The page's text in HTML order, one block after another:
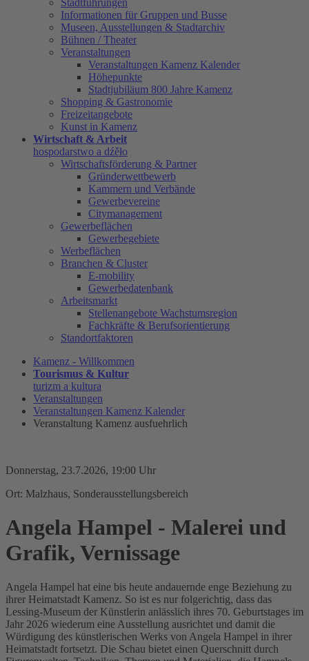
Stadtführungen
Informationen für Gruppen und Busse
Museen, Ausstellungen & Stadtarchiv
Bühnen / Theater
Veranstaltungen
Veranstaltungen Kamenz Kalender
Höhepunkte
Stadtjubiläum 800 Jahre Kamenz
Shopping & Gastronomie
Freizeitangebote
Kunst in Kamenz
Wirtschaft & Arbeit
hospodarstwo a dźěło
Wirtschaftsförderung & Partner
Gründerwettbewerb
Kammern und Verbände
Gewerbevereine
Citymanagement
Gewerbeflächen
Gewerbegebiete
Werbeflächen
Branchen & Cluster
E-mobility
Gewerbedatenbank
Arbeitsmarkt
Stellenangebote Wachstumsregion
Fachkräfte & Berufsorientierung
Standortfaktoren
Kamenz - Willkommen
Tourismus & Kultur
turizm a kultura
Veranstaltungen
Veranstaltungen Kamenz Kalender
Veranstaltung Kamenz ausfuehrlich
Donnerstag, 23.7.2026, 19:00 Uhr
Ort: Malzhaus, Sonderausstellungsbereich
Angela Hampel - Malerei und
Grafik, Vernissage
Angela Hampel hat eine bis heute andauernde enge Beziehung zu
ihrer Heimatstadt Kamenz. So ist es nur folgerichtig, dass das
Lessing-Museum der Künstlerin anlässlich ihres 70. Geburtstages im
Jahr 2026 wiederum eine Ausstellung ausrichtet und damit die
Würdigung des künstlerischen Werks von Angela Hampel in ihrer
Heimatstadt fortsetzt. Die Schau bietet einen Querschnitt durch